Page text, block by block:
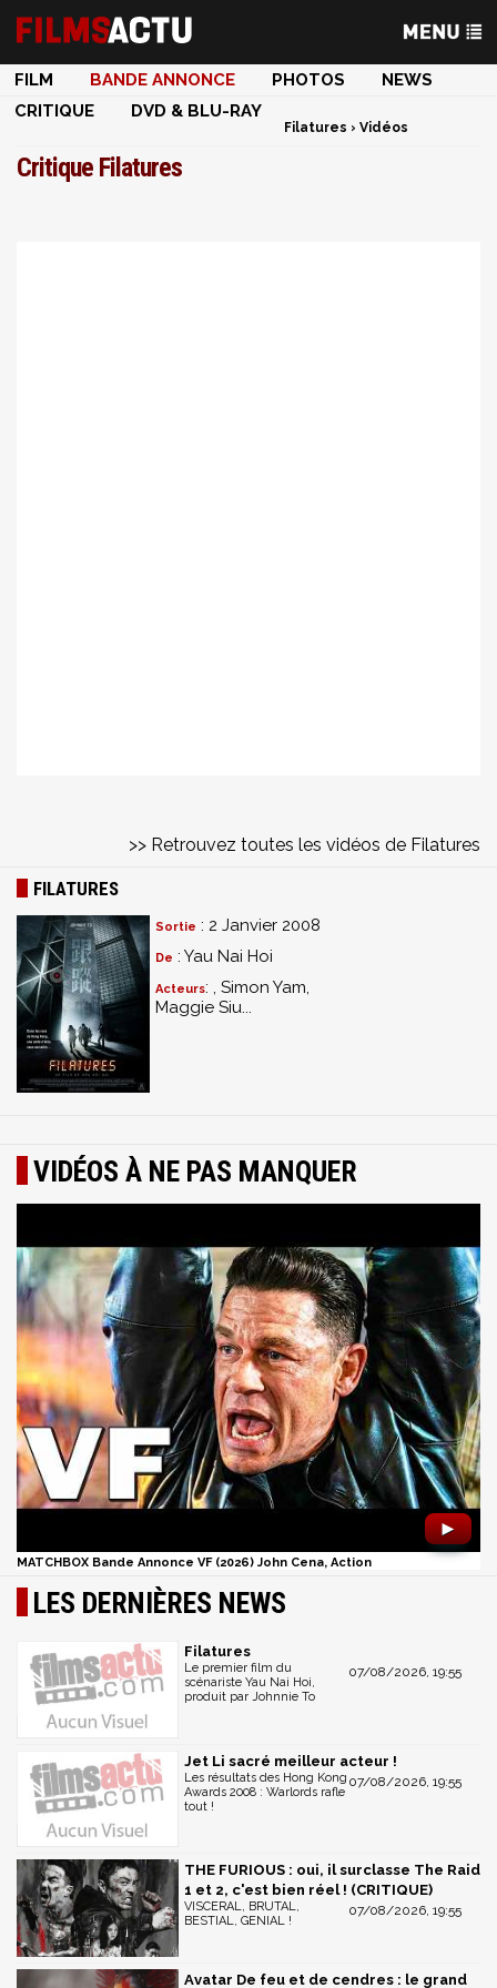
FILM BANDE ANNONCE PHOTOS
NEWS
CRITIQUE
DVD & BLU-RAY
Filatures › Vidéos
Critique Filatures
>> Retrouvez toutes les vidéos de Filatures
FILATURES
Sortie : 2 Janvier 2008
De : Yau Nai Hoi
Acteurs: , Simon Yam,
Maggie Siu...
VIDÉOS À NE PAS MANQUER
►
MATCHBOX Bande Annonce VF (2026) John Cena, Action
LES DERNIÈRES NEWS
Filatures
07/08/2026, 19:55
Le premier film du
scénariste Yau Nai Hoi,
produit par Johnnie To
Jet Li sacré meilleur acteur !
07/08/2026, 19:55
Les résultats des Hong Kong
Awards 2008 : Warlords rafle
tout !
THE FURIOUS : oui, il surclasse The Raid
1 et 2, c'est bien réel ! (CRITIQUE)
07/08/2026, 19:55
VISCERAL, BRUTAL,
BESTIAL, GENIAL !
Avatar De feu et de cendres : le grand